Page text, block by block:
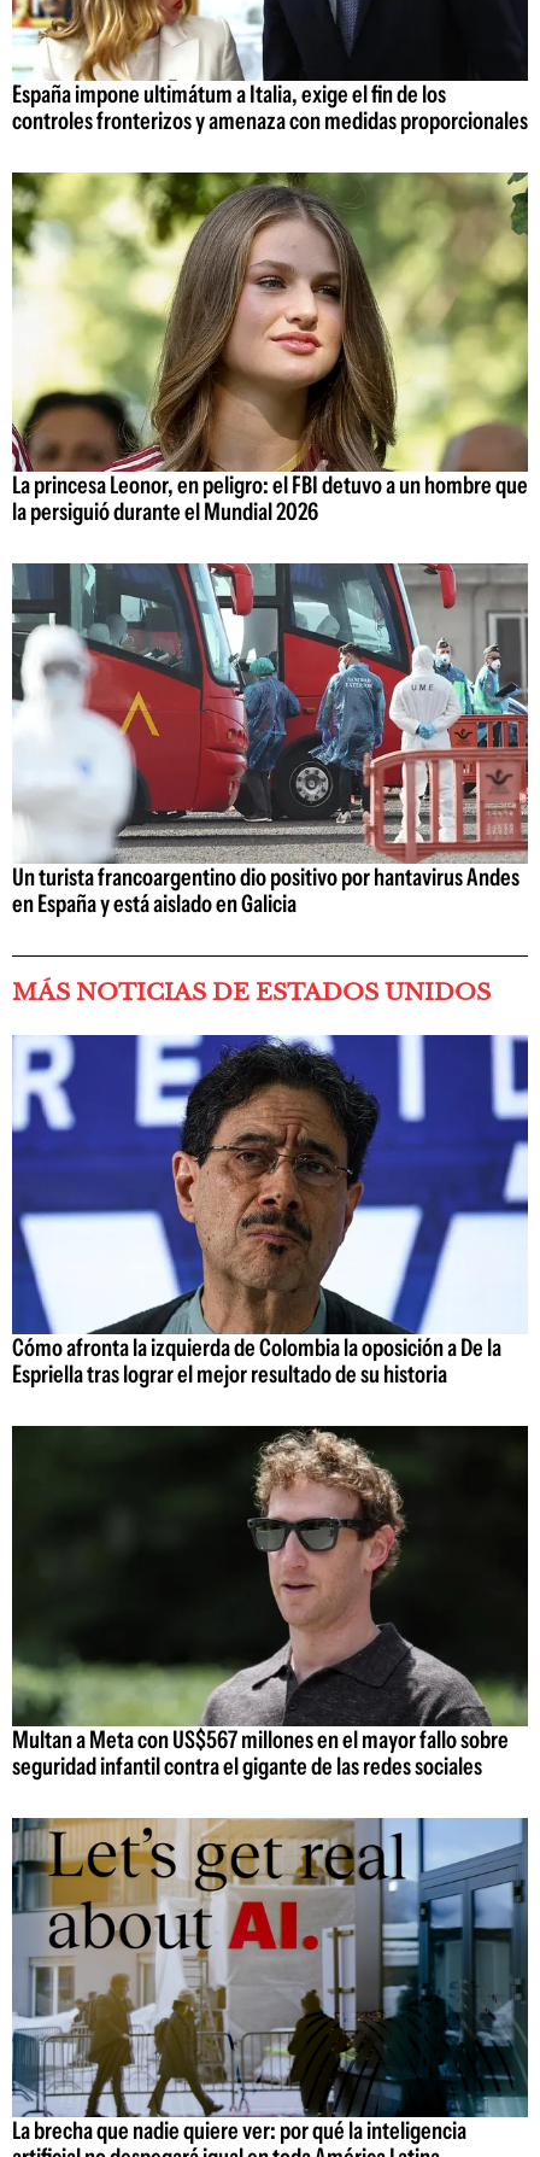
España impone ultimátum a Italia, exige el fin de los
controles fronterizos y amenaza con medidas proporcionales
La princesa Leonor, en peligro: el FBI detuvo a un hombre que
la persiguió durante el Mundial 2026
Un turista francoargentino dio positivo por hantavirus Andes
en España y está aislado en Galicia
MÁS NOTICIAS DE ESTADOS UNIDOS
Cómo afronta la izquierda de Colombia la oposición a De la
Espriella tras lograr el mejor resultado de su historia
Multan a Meta con US$567 millones en el mayor fallo sobre
seguridad infantil contra el gigante de las redes sociales
La brecha que nadie quiere ver: por qué la inteligencia